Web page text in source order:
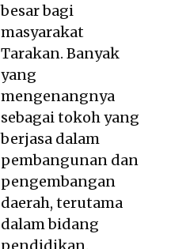
besar bagi
masyarakat
Tarakan. Banyak
yang
mengenangnya
sebagai tokoh yang
berjasa dalam
pembangunan dan
pengembangan
daerah, terutama
dalam bidang